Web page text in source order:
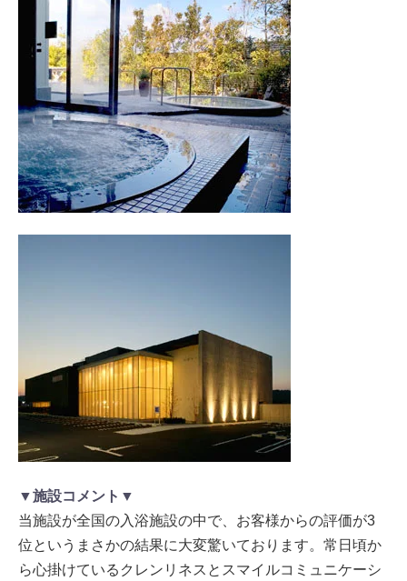
▼施設コメント▼
当施設が全国の入浴施設の中で、お客様からの評価が3
位というまさかの結果に大変驚いております。常日頃か
ら心掛けているクレンリネスとスマイルコミュニケーシ